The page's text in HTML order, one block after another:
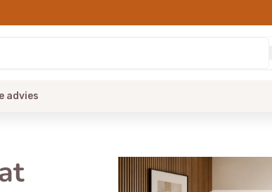
advies